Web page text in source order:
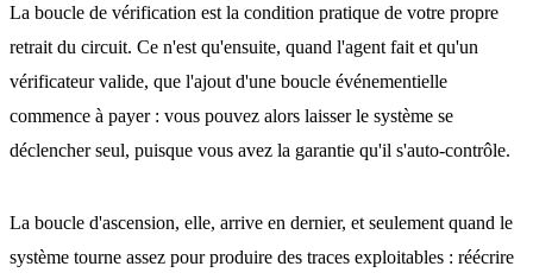
La boucle de vérification est la condition pratique de votre propre
retrait du circuit. Ce n'est qu'ensuite, quand l'agent fait et qu'un
vérificateur valide, que l'ajout d'une boucle événementielle
commence à payer : vous pouvez alors laisser le système se
déclencher seul, puisque vous avez la garantie qu'il s'auto-contrôle.
La boucle d'ascension, elle, arrive en dernier, et seulement quand le
système tourne assez pour produire des traces exploitables : réécrire